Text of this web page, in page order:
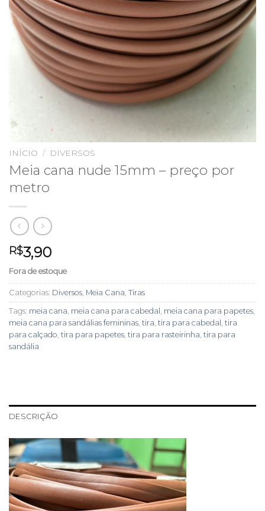
INÍCIO / DIVERSOS
Meia cana nude 15mm – preço por
metro
R$3,90
Fora de estoque
Categorias: Diversos, Meia Cana, Tiras
Tags: meia cana, meia cana para cabedal , meia cana para papetes,
meia cana para sandálias femininas, tira, tira para cabedal , tira
para calçado, tira para papetes, tira para rasteirinha, tira para
sandália
DESCRIÇÃO